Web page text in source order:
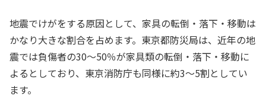
地震でけがをする原因として、家具の転倒・落下・移動は
かなり大きな割合を占めます。東京都防災局は、近年の地
震では負傷者の30〜50％が家具類の転倒・落下・移動に
よるとしており、東京消防庁も同様に約3〜5割としてい
ます。